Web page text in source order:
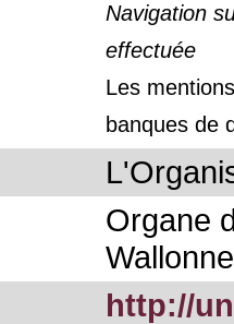
Navigation
effectuée
Les
banques de
Organe
http://